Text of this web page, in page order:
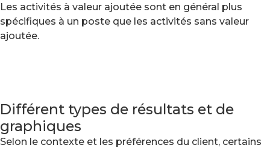
Les activités à valeur ajoutée sont en général plus
spécifiques à un poste que les activités sans valeur
ajoutée.
Différent types de résultats et de
graphiques
Selon le contexte et les préférences du client, certains